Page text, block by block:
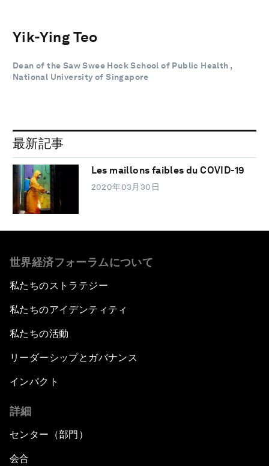
Yik-Ying Teo
Dean of the Saw Swee Hock School of Public Health ,
National University of Singapore
最新記事
Les maillons faibles du COVID-19
2020年03月30日
世界経済フォーラムについて
私たちのストラテジー
私たちのアイデンティティ
私たちの活動
リーダーシップとガバナンス
インパクト
詳細
センター（部門）
会合